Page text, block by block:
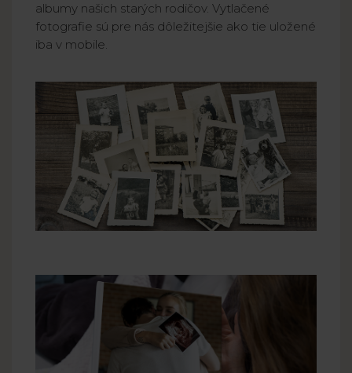
albumy našich starých rodičov. Vytlačené
fotografie sú pre nás dôležitejšie ako tie uložené
iba v mobile.